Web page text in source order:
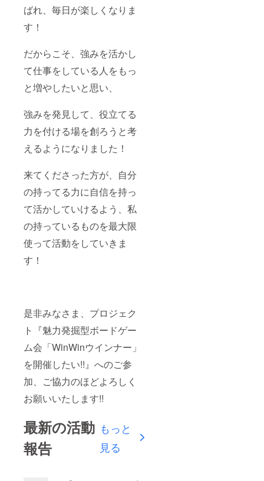
ばれ、毎日が楽しくなりま
す！
だからこそ、強みを活かし
て仕事をしている人をもっ
と増やしたいと思い、
強みを発見して、役立てる
力を付ける場を創ろうと考
えるようになりました！
来てくださった方が、自分
の持ってる力に自信を持っ
て活かしていけるよう、私
の持っているものを最大限
使って活動をしていきま
す！
是非みなさま、プロジェク
ト『魅力発掘型ボードゲー
ム会「WinWinウインナー」
を開催したい!!』へのご参
加、ご協力のほどよろしく
お願いいたします!!
最新の活動
報告
もっと
見る